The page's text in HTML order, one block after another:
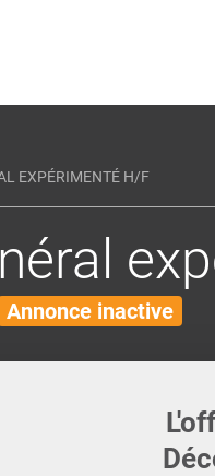
EXPÉRIMENTÉ H/F
Annonce inactive